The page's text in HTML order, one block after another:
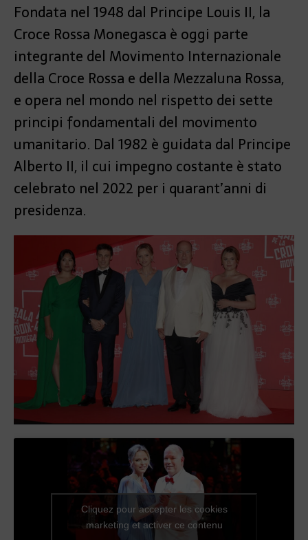
Fondata nel 1948 dal Principe Louis II, la
Croce Rossa Monegasca è oggi parte
integrante del Movimento Internazionale
della Croce Rossa e della Mezzaluna Rossa,
e opera nel mondo nel rispetto dei sette
principi fondamentali del movimento
umanitario. Dal 1982 è guidata dal Principe
Alberto II, il cui impegno costante è stato
celebrato nel 2022 per i quarant’anni di
presidenza.
Cliquez pour accepter les cookies
marketing et activer ce contenu